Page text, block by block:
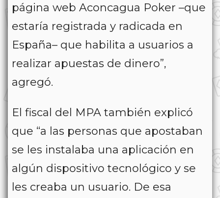
página web Aconcagua Poker –que
estaría registrada y radicada en
España– que habilita a usuarios a
realizar apuestas de dinero”,
agregó.
El fiscal del MPA también explicó
que “a las personas que apostaban
se les instalaba una aplicación en
algún dispositivo tecnológico y se
les creaba un usuario. De esa